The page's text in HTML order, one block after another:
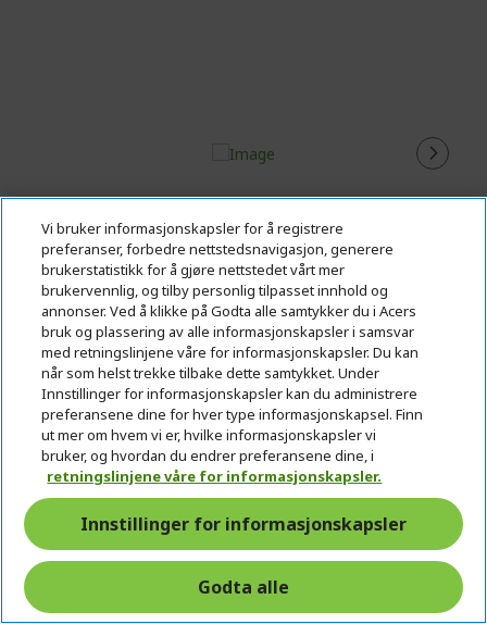
Acer Nitro ED0 Buet gamingskjerm | ED320QUS3 |
Svart
Ref. UM.JE0EE.318
Skjerm: 80 cm (31,5") WQHD (2560 x 1440) 180 Hz
Vi bruker informasjonskapsler for å registrere
preferanser, forbedre nettstedsnavigasjon, generere
brukerstatistikk for å gjøre nettstedet vårt mer
brukervennlig, og tilby personlig tilpasset innhold og
annonser. Ved å klikke på Godta alle samtykker du i Acers
bruk og plassering av alle informasjonskapsler i samsvar
med retningslinjene våre for informasjonskapsler. Du kan
når som helst trekke tilbake dette samtykket. Under
Innstillinger for informasjonskapsler kan du administrere
preferansene dine for hver type informasjonskapsel. Finn
ut mer om hvem vi er, hvilke informasjonskapsler vi
bruker, og hvordan du endrer preferansene dine, i
retningslinjene våre for informasjonskapsler.
Innstillinger for informasjonskapsler
Godta alle